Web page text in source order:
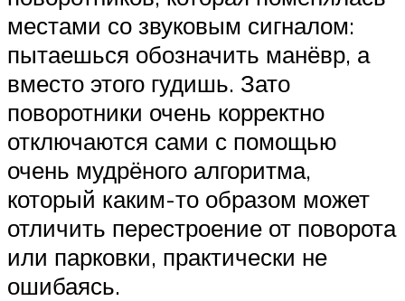
местами со звуковым сигналом:
пытаешься обозначить манёвр, а
вместо этого гудишь. Зато
поворотники очень корректно
отключаются сами с помощью
очень мудрёного алгоритма,
который каким-то образом может
отличить перестроение от поворота
или парковки, практически не
ошибаясь.